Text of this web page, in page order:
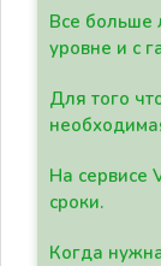
Все больше
уровне и с
Для того
На сервисе
сроки.
Когда